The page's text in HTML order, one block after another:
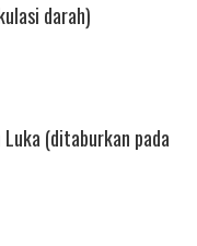
darah)
Luka (ditaburkan pada